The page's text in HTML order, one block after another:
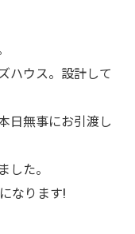
ハウス。設計して
日無事にお引渡し
た。
なります!